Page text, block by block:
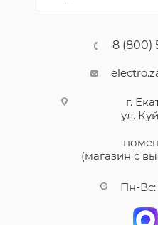
8 (800)
г.
ул.
(магазин с
Пн-Вс: